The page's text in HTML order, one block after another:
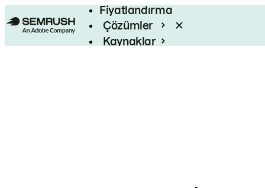
Fiyatlandırma
Çözümler
Kaynaklar